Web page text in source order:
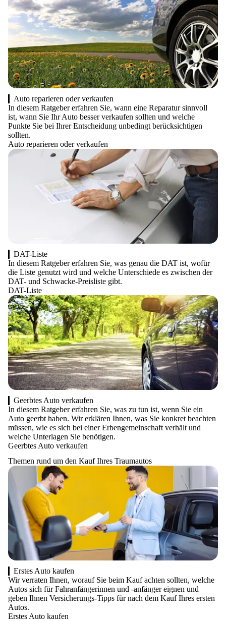
Auto reparieren oder verkaufen
In diesem Ratgeber erfahren Sie, wann eine Reparatur sinnvoll
ist, wann Sie Ihr Auto besser verkaufen sollten und welche
Punkte Sie bei Ihrer Entscheidung unbedingt berücksichtigen
sollten.
Auto reparieren oder verkaufen
DAT-Liste
In diesem Ratgeber erfahren Sie, was genau die DAT ist, wofür
die Liste genutzt wird und welche Unterschiede es zwischen der
DAT- und Schwacke-Preisliste gibt.
DAT-Liste
Geerbtes Auto verkaufen
In diesem Ratgeber erfahren Sie, was zu tun ist, wenn Sie ein
Auto geerbt haben. Wir erklären Ihnen, was Sie konkret beachten
müssen, wie es sich bei einer Erbengemeinschaft verhält und
welche Unterlagen Sie benötigen.
Geerbtes Auto verkaufen
Themen rund um den Kauf Ihres Traumautos
Erstes Auto kaufen
Wir verraten Ihnen, worauf Sie beim Kauf achten sollten, welche
Autos sich für Fahranfängerinnen und -anfänger eignen und
geben Ihnen Versicherungs-Tipps für nach dem Kauf Ihres ersten
Autos.
Erstes Auto kaufen